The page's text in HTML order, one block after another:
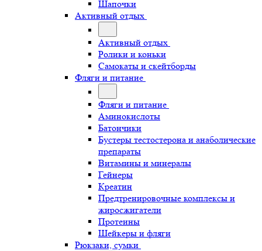
Шапочки
Активный отдых
Активный отдых
Ролики и коньки
Самокаты и скейтборды
Фляги и питание
Фляги и питание
Аминокислоты
Батончики
Бустеры тестостерона и анаболические
препараты
Витамины и минералы
Гейнеры
Креатин
Предтренировочные комплексы и
жиросжигатели
Протеины
Шейкеры и фляги
Рюкзаки, сумки